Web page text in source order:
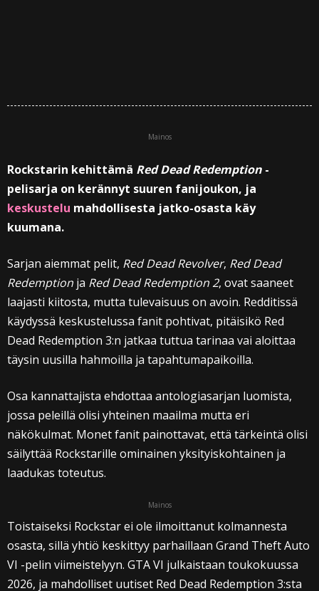
Mainos
Rockstarin kehittämä Red Dead Redemption -
pelisarja on kerännyt suuren fanijoukon, ja
keskustelu mahdollisesta jatko-osasta käy
kuumana.
Sarjan aiemmat pelit, Red Dead Revolver, Red Dead
Redemption ja Red Dead Redemption 2, ovat saaneet
laajasti kiitosta, mutta tulevaisuus on avoin. Redditissä
käydyssä keskustelussa fanit pohtivat, pitäisikö Red
Dead Redemption 3:n jatkaa tuttua tarinaa vai aloittaa
täysin uusilla hahmoilla ja tapahtumapaikoilla.
Osa kannattajista ehdottaa antologiasarjan luomista,
jossa peleillä olisi yhteinen maailma mutta eri
näkökulmat. Monet fanit painottavat, että tärkeintä olisi
säilyttää Rockstarille ominainen yksityiskohtainen ja
laadukas toteutus.
Mainos
Toistaiseksi Rockstar ei ole ilmoittanut kolmannesta
osasta, sillä yhtiö keskittyy parhaillaan Grand Theft Auto
VI -pelin viimeistelyyn. GTA VI julkaistaan toukokuussa
2026, ja mahdolliset uutiset Red Dead Redemption 3:sta